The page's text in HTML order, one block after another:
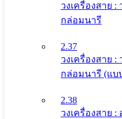
วงเครื่องสาย :
กล่อมนารี
2.37
วงเครื่องสาย :
กล่อมนารี (แบ
2.38
วงเครื่องสาย :